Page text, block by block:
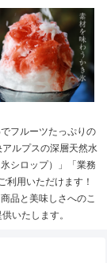
フルーツたっぷりの
ルプスの深層天然水
シロップ）」「業務
利用いただけます！
品と美味しさへのこ
いたします。